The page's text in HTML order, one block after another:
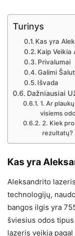
Turinys
Kas yra
Kaip Veikia
Privalumai
Galimi
Išvada
Dažniausiai
1. Ar
visiems
2. Kiek
rezultatų?
Kas yra
Aleksandrito
technologijų,
bangos ilgis yra
šviesius odos
lazeris veikia